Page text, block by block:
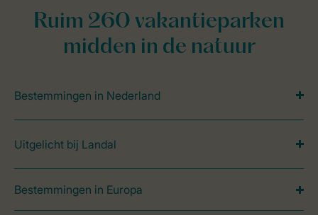
Ruim 260 vakantieparken
midden in de natuur
Bestemmingen in Nederland
Uitgelicht bij Landal
Bestemmingen in Europa